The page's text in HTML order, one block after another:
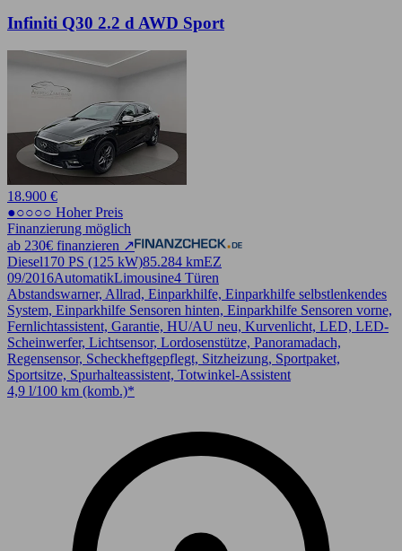
Infiniti Q30 2.2 d AWD Sport
18.900 €
●○○○○ Hoher Preis
Finanzierung möglich
ab 230€ finanzieren ↗
Diesel170 PS (125 kW)85.284 kmEZ
09/2016AutomatikLimousine4 Türen
Abstandswarner, Allrad, Einparkhilfe, Einparkhilfe selbstlenkendes
System, Einparkhilfe Sensoren hinten, Einparkhilfe Sensoren vorne,
Fernlichtassistent, Garantie, HU/AU neu, Kurvenlicht, LED, LED-
Scheinwerfer, Lichtsensor, Lordosenstütze, Panoramadach,
Regensensor, Scheckheftgepflegt, Sitzheizung, Sportpaket,
Sportsitze, Spurhalteassistent, Totwinkel-Assistent
4,9 l/100 km (komb.)*